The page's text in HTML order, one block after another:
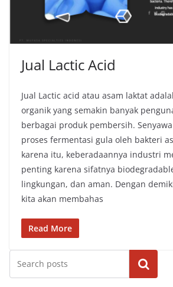
Jual Lactic Acid
Jual Lactic acid atau asam laktat
organik yang semakin banyak
berbagai produk pembersih.
proses fermentasi gula oleh bakteri
karena itu, keberadaannya industri
penting karena sifatnya
lingkungan, dan aman. Dengan
kita akan membahas
Read More
Cari